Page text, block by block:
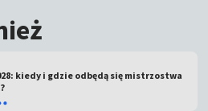
kiedy i gdzie odbędą się mistrzostwa